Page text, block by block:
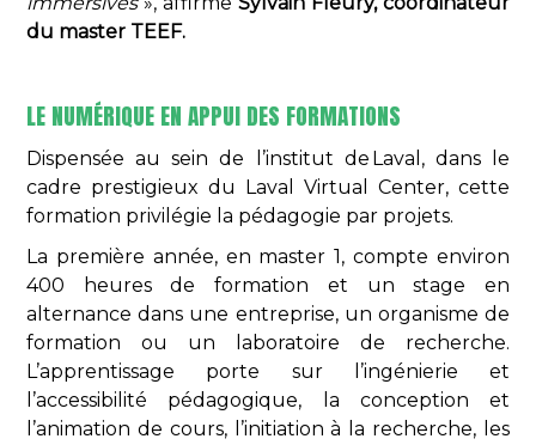
du master TEEF.
LE NUMÉRIQUE EN APPUI DES FORMATIONS
Dispensée au sein de l’institut de Laval, dans le
cadre prestigieux du Laval Virtual Center, cette
formation privilégie la pédagogie par projets.
La première année, en master 1, compte environ
400 heures de formation et un stage en
alternance dans une entreprise, un organisme de
formation ou un laboratoire de recherche.
L’apprentissage porte sur l’ingénierie et
l’accessibilité pédagogique, la conception et
l’animation de cours, l’initiation à la recherche, les